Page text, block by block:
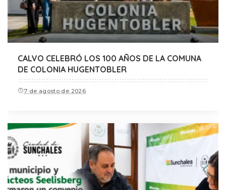
CALVO CELEBRÓ LOS 100 AÑOS DE LA COMUNA
DE COLONIA HUGENTOBLER
7 de agosto de 2026